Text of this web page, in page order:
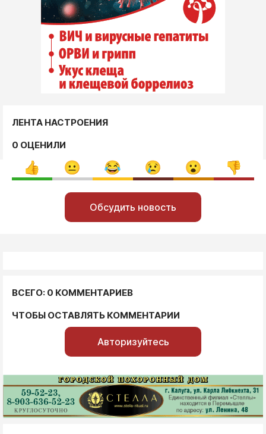
ЛЕНТА НАСТРОЕНИЯ
0 ОЦЕНИЛИ
Обсудить новость
ВСЕГО: 0 КОММЕНТАРИЕВ
ЧТОБЫ ОСТАВЛЯТЬ КОММЕНТАРИИ
Авторизуйтесь